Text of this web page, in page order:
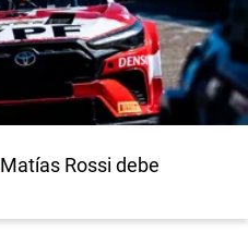
Matías Rossi debe